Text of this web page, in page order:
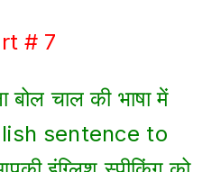
# 7
बोल चाल की भाषा में
sentence to